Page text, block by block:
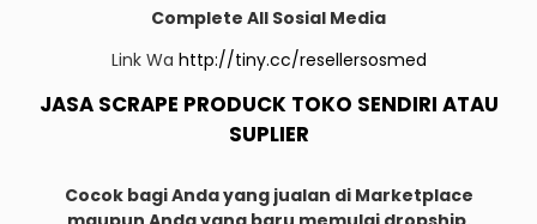
Complete All Sosial Media
Link Wa http://tiny.cc/resellersosmed
JASA SCRAPE PRODUCK TOKO SENDIRI ATAU
SUPLIER
Cocok bagi Anda yang jualan di Marketplace